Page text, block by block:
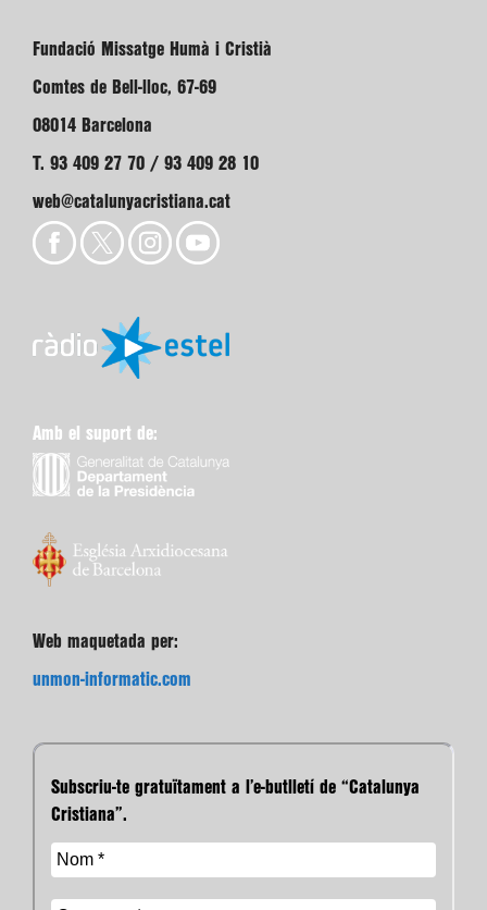
Fundació Missatge Humà i Cristià
Comtes de Bell-lloc, 67-69
08014 Barcelona
T. 93 409 27 70 / 93 409 28 10
web@catalunyacristiana.cat
Amb el suport de:
Web maquetada per:
unmon-informatic.com
Subscriu-te gratuïtament a l’e-butlletí de “Catalunya
Cristiana”.